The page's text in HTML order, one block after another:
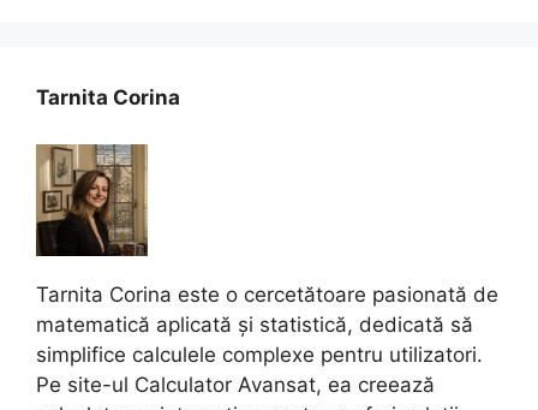
Tarnita Corina
Tarnita Corina este o cercetătoare pasionată de
matematică aplicată și statistică, dedicată să
simplifice calculele complexe pentru utilizatori.
Pe site-ul Calculator Avansat, ea creează